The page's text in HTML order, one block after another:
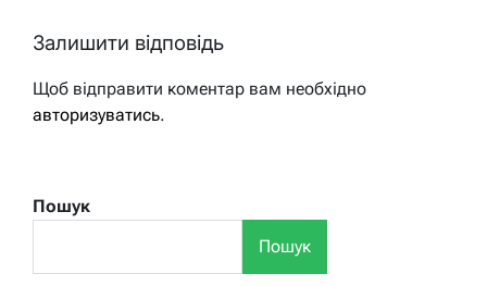
Залишити відповідь
Щоб відправити коментар вам необхідно
авторизуватись.
Пошук
Пошук